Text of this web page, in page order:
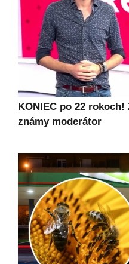
KONIEC po 22
známy moderátor